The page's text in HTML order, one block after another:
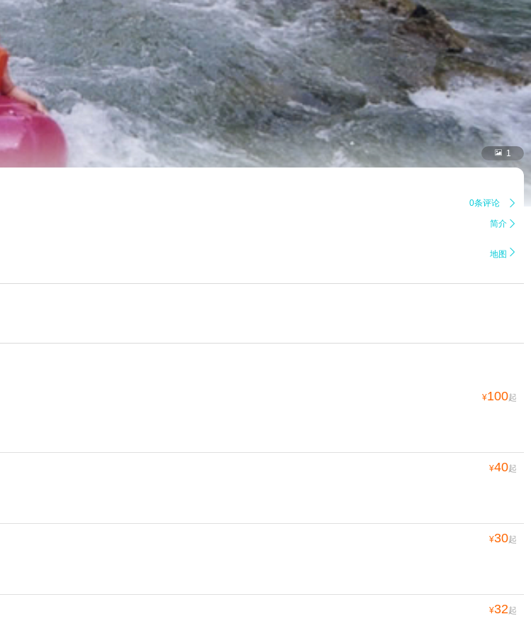
 1
0条评论 
简介 
地图 
¥100起
¥40起
¥30起
¥32起